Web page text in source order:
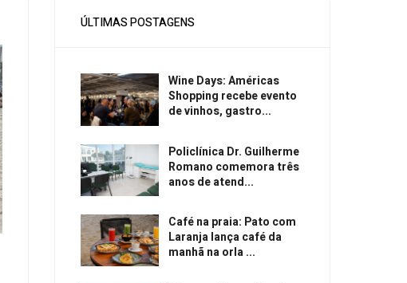
ÚLTIMAS POSTAGENS
Wine Days: Américas
Shopping recebe evento
de vinhos, gastro...
Policlínica Dr. Guilherme
Romano comemora três
anos de atend...
Café na praia: Pato com
Laranja lança café da
manhã na orla ...